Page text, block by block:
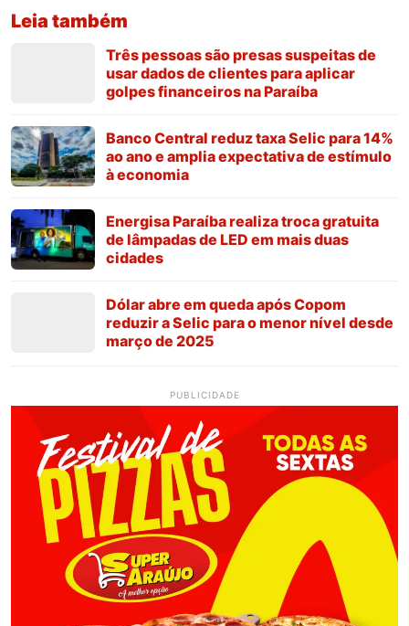
Leia também
Três pessoas são presas suspeitas de
usar dados de clientes para aplicar
golpes financeiros na Paraíba
Banco Central reduz taxa Selic para 14%
ao ano e amplia expectativa de estímulo
à economia
Energisa Paraíba realiza troca gratuita
de lâmpadas de LED em mais duas
cidades
Dólar abre em queda após Copom
reduzir a Selic para o menor nível desde
março de 2025
PUBLICIDADE